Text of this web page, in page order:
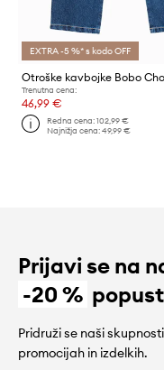
EXTRA -5 %* s kodo OFF
Otroške kavbojke Bobo
Trenutna cena:
46,99 €
Redna cena:102,99 €
Najnižja cena:49,99 €
Prijavi se na
-20 %
Pridruži se naši
promocijah in izdelkih.